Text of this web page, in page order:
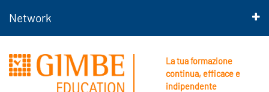
Network
La tua formazione
continua, efficace e
indipendente